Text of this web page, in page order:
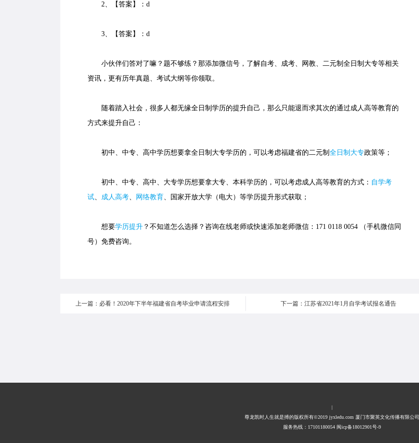
2、【答案】：d
3、【答案】：d
小伙伴们答对了嘛？题不够练？那添加微信号，了解自考、成考、网教、二元制全日制大专等相关
资讯，更有历年真题、考试大纲等你领取。
随着踏入社会，很多人都无缘全日制学历的提升自己，那么只能退而求其次的通过成人高等教育的
方式来提升自己：
初中、中专、高中学历想要拿全日制大专学历的，可以考虑福建省的二元制 全日制大专政策等；
初中、中专、高中、大专学历想要拿大专、本科学历的，可以考虑成人高等教育的方式： 自学考
试、 成人高考、 网络教育、国家开放大学（电大）等学历提升形式获取；
想要学历提升 ？不知道怎么选择？咨询在线老师或快速添加老师微信：171 0118 0054 （手机微信同
号）免费咨询。
上一篇：必看！2020年下半年福建省自考毕业申请流程安排 下一篇：江苏省2021年1月自学考试报名通告
|
尊龙凯时人生就是搏的版权所有©2019 jyxledu.com 厦门市聚英文化传播有限公司
服务热线：17101180054 闽icp备18012901号-9